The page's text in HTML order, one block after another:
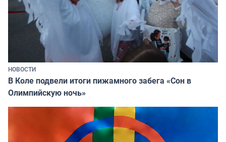
НОВОСТИ
В Коле подвели итоги пижамного забега «Сон в
Олимпийскую ночь»